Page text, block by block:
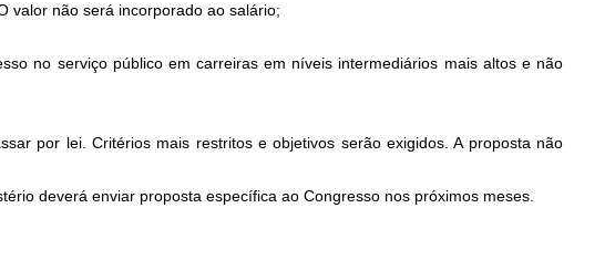
valor não será incorporado ao salário;
no serviço público em carreiras em níveis intermediários mais altos e não
por lei. Critérios mais restritos e objetivos serão exigidos. A proposta não
deverá enviar proposta específica ao Congresso nos próximos meses.